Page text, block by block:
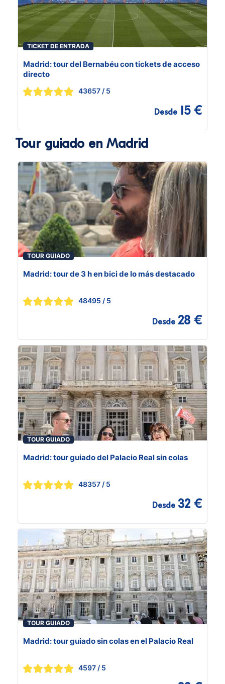
TICKET DE ENTRADA
Madrid: tour del Bernabéu con tickets de acceso
directo
43657 / 5
Desde 15 €
Tour guiado en Madrid
TOUR GUIADO
Madrid: tour de 3 h en bici de lo más destacado
48495 / 5
Desde 28 €
TOUR GUIADO
Madrid: tour guiado del Palacio Real sin colas
48357 / 5
Desde 32 €
TOUR GUIADO
Madrid: tour guiado sin colas en el Palacio Real
4597 / 5